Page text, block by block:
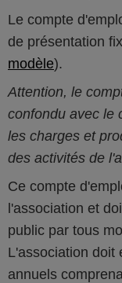
Le compte
de présentation
modèle).
Attention, le
confondu avec le
les charges et
des activités de
Ce compte
l'association et
public par tous
L'association doit
annuels